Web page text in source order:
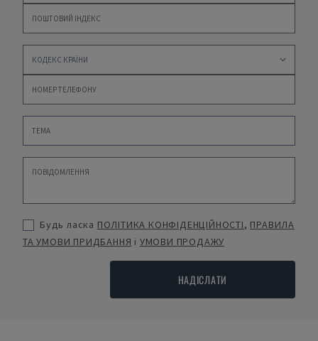
Будь ласка ПОЛІТИКА КОНФІДЕНЦІЙНОСТІ, ПРАВИЛА
ТА УМОВИ ПРИДБАННЯ і УМОВИ ПРОДАЖУ
НАДІСЛАТИ